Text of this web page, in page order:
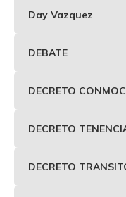
Day Vazquez
DEBATE
DECRETO
DECRETO
DECRETO